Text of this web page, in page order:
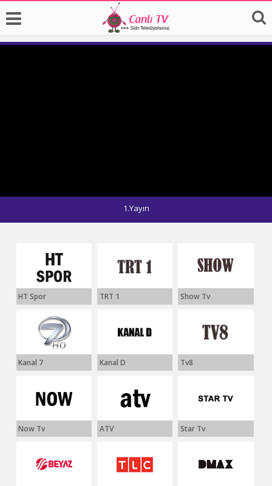
1.Yayın
HT Spor TRT 1 Show Tv
Kanal 7 Kanal D Tv8
Now Tv ATV Star Tv